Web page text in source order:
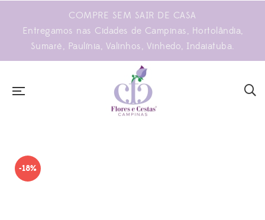
COMPRE SEM SAIR DE CASA
Entregamos nas Cidades de Campinas, Hortolândia,
Sumaré, Paulínia, Valinhos, Vinhedo, Indaiatuba.
-18%